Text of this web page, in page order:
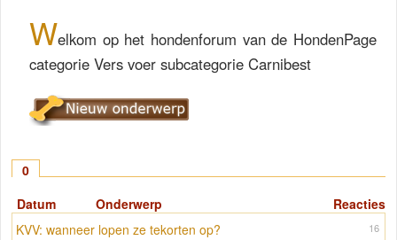
Welkom op het hondenforum van de HondenPage
categorie Vers voer subcategorie Carnibest
0
Reacties
Datum Onderwerp
16
KVV: wanneer lopen ze tekorten op?